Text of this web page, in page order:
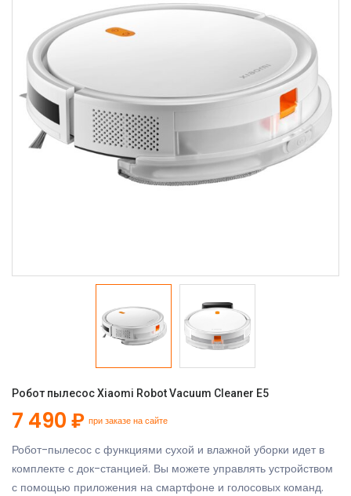
Робот пылесос Xiaomi Robot Vacuum Cleaner E5
7 490 ₽ при заказе на сайте
Робот-пылесос с функциями сухой и влажной уборки идет в
комплекте с док-станцией. Вы можете управлять устройством
с помощью приложения на смартфоне и голосовых команд.